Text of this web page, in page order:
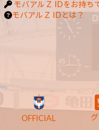
モバアルＺ IDをお持ち
モバアルＺ IDとは？
OFFICIAL